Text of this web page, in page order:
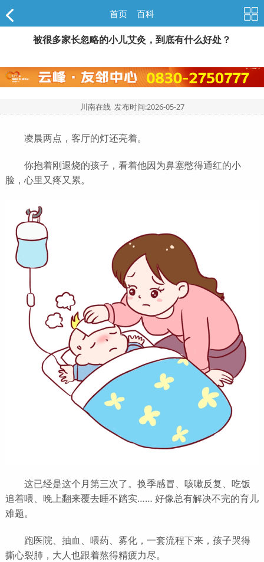
首页 百科
被很多家长忽略的小儿艾灸，到底有什么好处？
川南在线 发布时间:2026-05-27
凌晨两点，客厅的灯还亮着。
你抱着刚退烧的孩子，看着他因为鼻塞憋得通红的小
脸，心里又疼又累。
这已经是这个月第三次了。换季感冒、咳嗽反复、吃饭
追着喂、晚上翻来覆去睡不踏实…… 好像总有解决不完的育儿
难题。
跑医院、抽血、喂药、雾化，一套流程下来，孩子哭得
撕心裂肺，大人也跟着熬得精疲力尽。